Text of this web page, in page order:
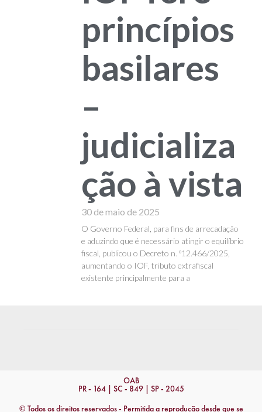
princípios
basilares
–
judicializa
ção à vista
30 de maio de 2025
O Governo Federal, para fins de arrecadação
e aduzindo que é necessário atingir o equilíbrio
fiscal, publicou o Decreto n. º12.466/2025,
aumentando o IOF, tributo extrafiscal
existente principalmente para a
OAB
PR - 164 | SC - 849 | SP - 2045
© Todos os direitos reservados - Permitida a reprodução desde que se